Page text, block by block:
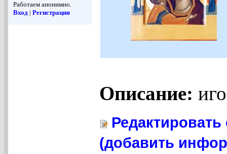
Работаем анонимно.
Вход | Регистрация
Описание:
(добавить